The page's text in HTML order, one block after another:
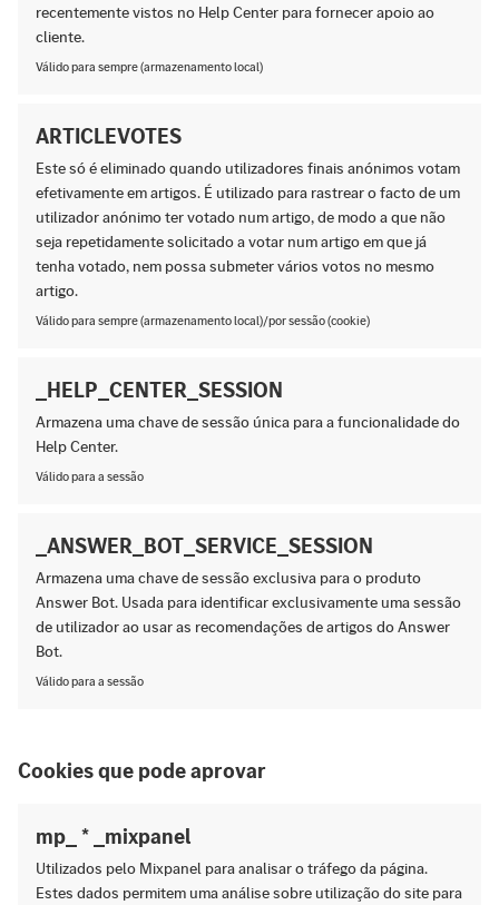
recentemente vistos no Help Center para fornecer apoio ao
cliente.
Válido para sempre (armazenamento local)
ARTICLEVOTES
Este só é eliminado quando utilizadores finais anónimos votam
efetivamente em artigos. É utilizado para rastrear o facto de um
utilizador anónimo ter votado num artigo, de modo a que não
seja repetidamente solicitado a votar num artigo em que já
tenha votado, nem possa submeter vários votos no mesmo
artigo.
Válido para sempre (armazenamento local)/por sessão (cookie)
_HELP_CENTER_SESSION
Armazena uma chave de sessão única para a funcionalidade do
Help Center.
Válido para a sessão
_ANSWER_BOT_SERVICE_SESSION
Armazena uma chave de sessão exclusiva para o produto
Answer Bot. Usada para identificar exclusivamente uma sessão
de utilizador ao usar as recomendações de artigos do Answer
Bot.
Válido para a sessão
Cookies que pode aprovar
mp_ * _mixpanel
Utilizados pelo Mixpanel para analisar o tráfego da página.
Estes dados permitem uma análise sobre utilização do site para